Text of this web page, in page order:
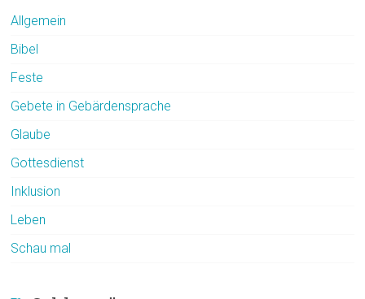
Allgemein
Bibel
Feste
Gebete in Gebärdensprache
Glaube
Gottesdienst
Inklusion
Leben
Schau mal